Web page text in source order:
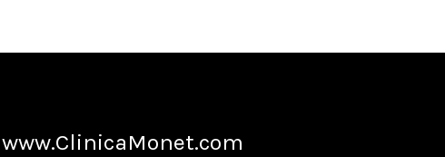
www.ClinicaMonet.com